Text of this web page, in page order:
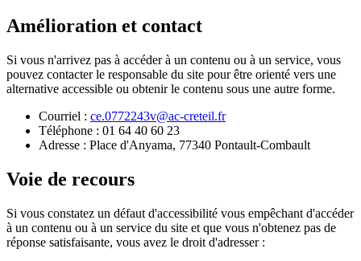
Amélioration et contact
Si vous n'arrivez pas à accéder à un contenu ou à un service, vous
pouvez contacter le responsable du site pour être orienté vers une
alternative accessible ou obtenir le contenu sous une autre forme.
Courriel : ce.0772243v@ac-creteil.fr
Téléphone : 01 64 40 60 23
Adresse : Place d'Anyama, 77340 Pontault-Combault
Voie de recours
Si vous constatez un défaut d'accessibilité vous empêchant d'accéder
à un contenu ou à un service du site et que vous n'obtenez pas de
réponse satisfaisante, vous avez le droit d'adresser :